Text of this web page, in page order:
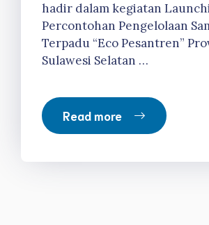
hadir dalam kegiatan
Percontohan Pengelolaan
Terpadu “Eco Pesantren”
Sulawesi Selatan …
Read more